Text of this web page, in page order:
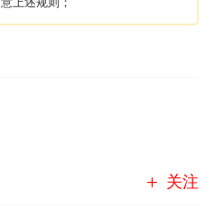
弊模组，
器外挂！
,为了维护游
关注